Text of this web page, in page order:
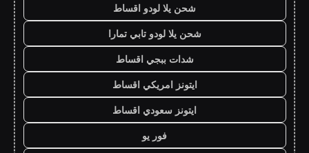
شحن يلا لودو اقساط
شحن يلا لودو تابي تمارا
شدات ببجي اقساط
ايتونز امريكي اقساط
ايتونز سعودي اقساط
فور يو